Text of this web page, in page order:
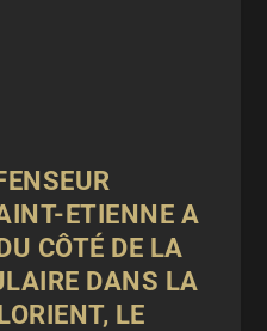
ETIENNE A
CÔTÉ DE LA
DANS LA
LE